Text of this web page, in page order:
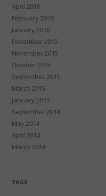
April 2016
February 2016
January 2016
December 2015
November 2015
October 2015
September 2015
March 2015
January 2015
September 2014
May 2014
April 2014
March 2014
TAGS